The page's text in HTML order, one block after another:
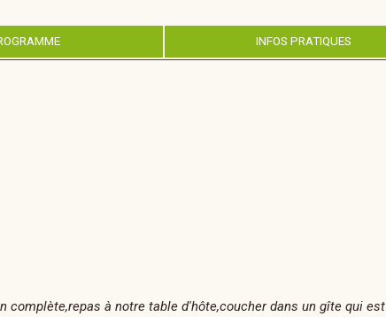
INFOS PRATIQUES
complète,repas à notre table d'hôte,coucher dans un gîte qui est